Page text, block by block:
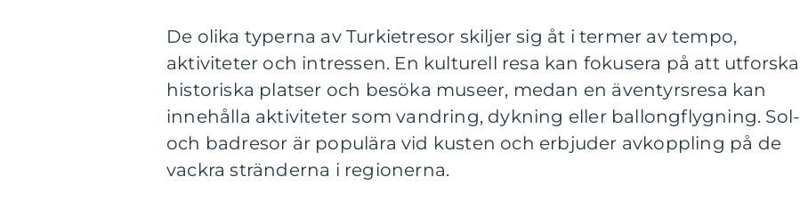
De olika typerna av Turkietresor skiljer sig åt i termer av tempo,
aktiviteter och intressen. En kulturell resa kan fokusera på att utforska
historiska platser och besöka museer, medan en äventyrsresa kan
innehålla aktiviteter som vandring, dykning eller ballongflygning. Sol-
och badresor är populära vid kusten och erbjuder avkoppling på de
vackra stränderna i regionerna.